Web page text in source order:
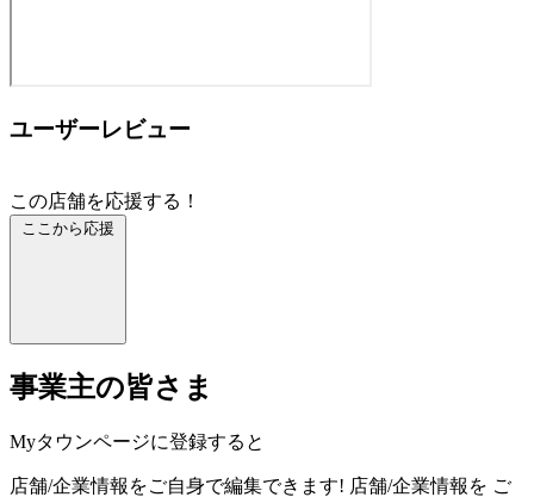
ユーザーレビュー
この店舗を応援する！
ここから応援
事業主の皆さま
Myタウンページに登録すると
店舗/企業情報をご自身で編集できます! 店舗/企業情報を ご